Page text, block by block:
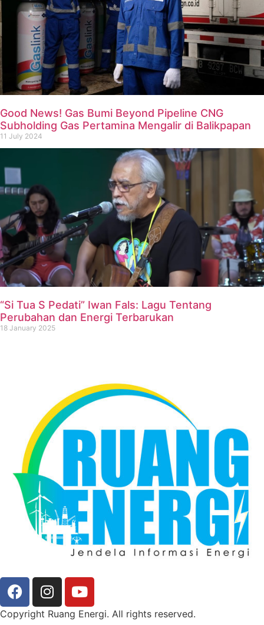
Good News! Gas Bumi Beyond Pipeline CNG
Subholding Gas Pertamina Mengalir di Balikpapan
11 July 2024
“Si Tua S Pedati” Iwan Fals: Lagu Tentang
Perubahan dan Energi Terbarukan
18 January 2025
Copyright Ruang Energi. All rights reserved.